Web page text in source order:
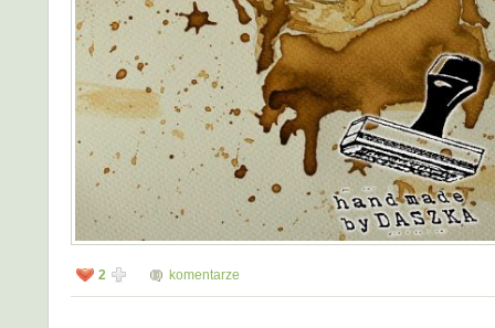
2 komentarze